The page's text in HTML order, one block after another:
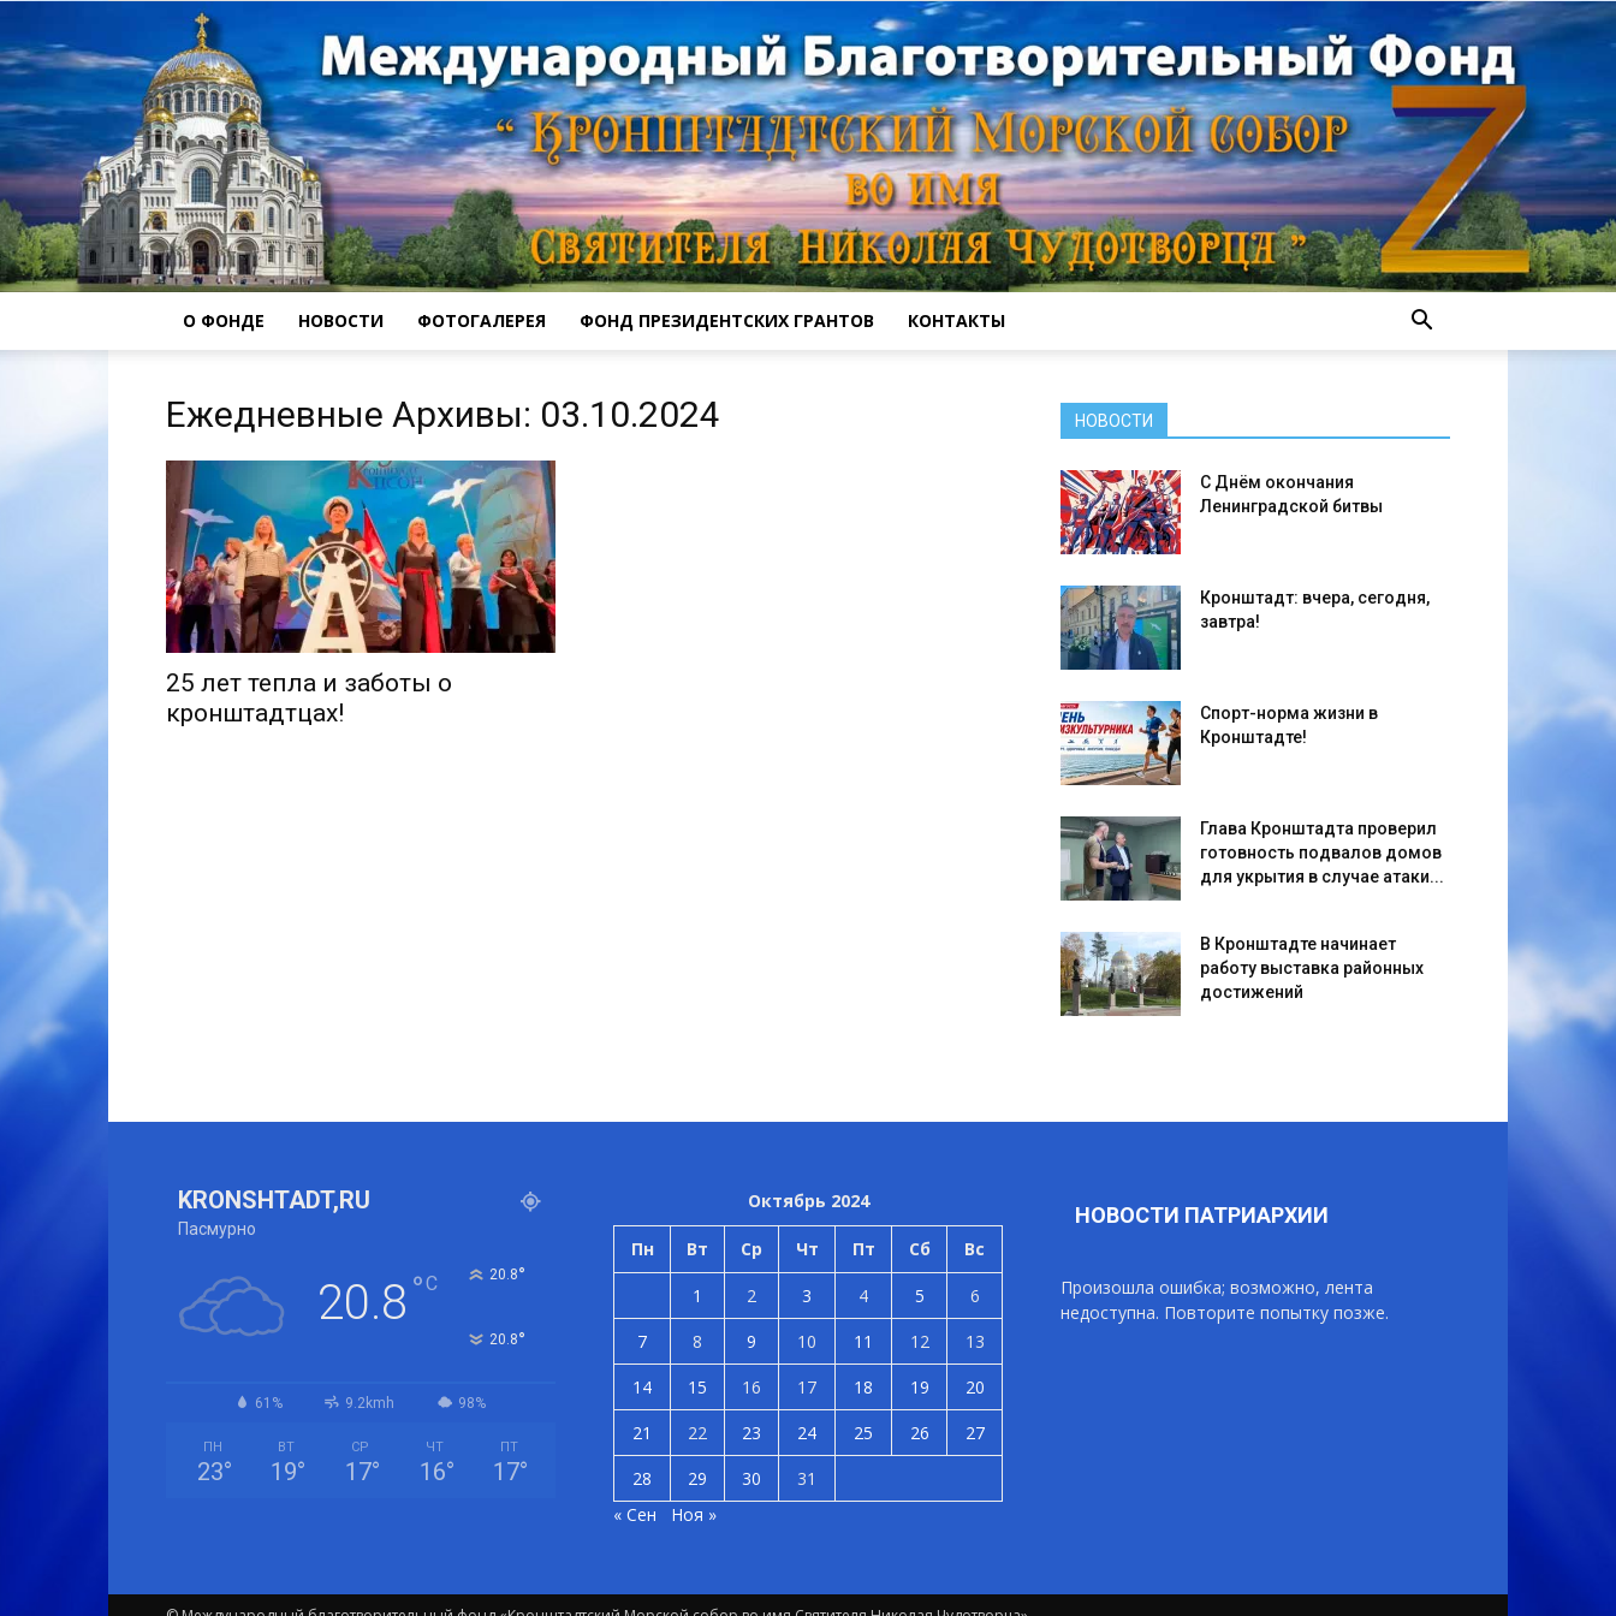
О ФОНДЕ НОВОСТИ ФОТОГАЛЕРЕЯ ФОНД ПРЕЗИДЕНТСКИХ ГРАНТОВ КОНТАКТЫ
Ежедневные Архивы: 03.10.2024
25 лет тепла и заботы о
кронштадтцах!
НОВОСТИ
С Днём окончания
Ленинградской битвы
Кронштадт: вчера, сегодня,
завтра!
Спорт-норма жизни в
Кронштадте!
Глава Кронштадта проверил
готовность подвалов домов
для укрытия в случае атаки...
В Кронштадте начинает
работу выставка районных
достижений
KRONSHTADT,RU
Пасмурно
20.8 °C 20.8°
20.8°
61% 9.2kmh 98%
ПН
23°
ВТ
19°
СР
17°
ЧТ
16°
ПТ
17°
Октябрь 2024
Пн Вт Ср Чт Пт Сб Вс
1 2 3 4 5
6
7
8 9 10 11 12
13
14
15 16 17 18 19
20
21
22 23 24 25 26
27
28
29 30
31
« Сен
Ноя »
НОВОСТИ ПАТРИАРХИИ
Произошла ошибка; возможно, лента
недоступна. Повторите попытку позже.